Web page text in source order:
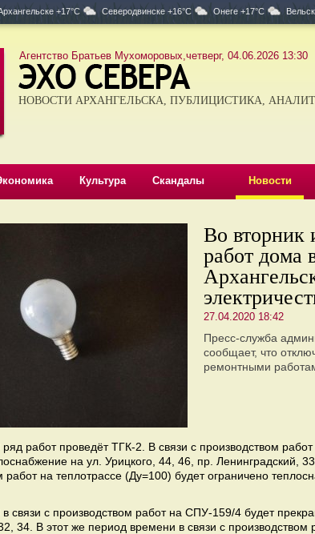
+17°C Северодвинске +16°C Онеге +17°C
Агентство Братьев Мухоморовых,четверг, 04.06.2026 13:30
НОВОСТИ АРХАНГЕЛЬСКА, ПУБЛИЦИСТИКА,
Культура Скандалы Новости
Во вторник
работ дома
27.04.2020 18:42
Пресс-служба
сообщает, что
ремонтными
ряд работ проведёт ТГК-2. В связи с производством
на ул. Урицкого, 44, 46, пр. Ленинградский,
работ на теплотрассе (Ду=100) будет ограничено
в связи с производством работ на СПУ-159/4 будет
34. В этот же период времени в связи с